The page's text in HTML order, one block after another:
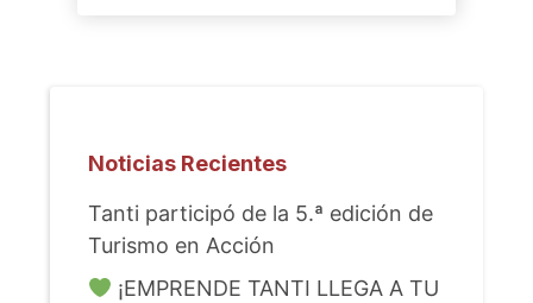
Noticias Recientes
Tanti participó de la 5.ª edición de
Turismo en Acción
¡EMPRENDE TANTI LLEGA A TU